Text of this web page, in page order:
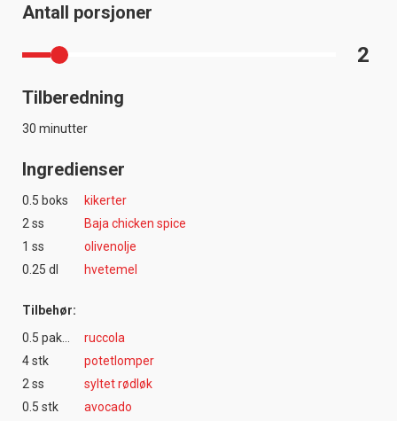
Antall porsjoner
2
Tilberedning
30 minutter
Ingredienser
0.5 boks
kikerter
2 ss
Baja chicken spice
1 ss
olivenolje
0.25 dl
hvetemel
Tilbehør:
ruccola
4 stk
potetlomper
2 ss
syltet rødløk
0.5 stk
avocado